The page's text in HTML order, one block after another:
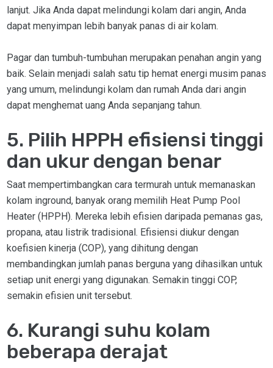
lanjut. Jika Anda dapat melindungi kolam dari angin, Anda
dapat menyimpan lebih banyak panas di air kolam.
Pagar dan tumbuh-tumbuhan merupakan penahan angin yang
baik. Selain menjadi salah satu tip hemat energi musim panas
yang umum, melindungi kolam dan rumah Anda dari angin
dapat menghemat uang Anda sepanjang tahun.
5. Pilih HPPH efisiensi tinggi
dan ukur dengan benar
Saat mempertimbangkan cara termurah untuk memanaskan
kolam inground, banyak orang memilih Heat Pump Pool
Heater (HPPH). Mereka lebih efisien daripada pemanas gas,
propana, atau listrik tradisional. Efisiensi diukur dengan
koefisien kinerja (COP), yang dihitung dengan
membandingkan jumlah panas berguna yang dihasilkan untuk
setiap unit energi yang digunakan. Semakin tinggi COP,
semakin efisien unit tersebut.
6. Kurangi suhu kolam
beberapa derajat